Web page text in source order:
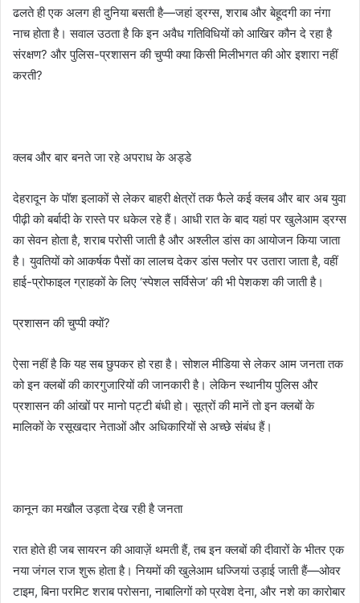
ढलते ही एक अलग ही दुनिया बसती है—जहां ड्रग्स, शराब और बेहूदगी का नंगा
नाच होता है। सवाल उठता है कि इन अवैध गतिविधियों को आखिर कौन दे रहा है
संरक्षण? और पुलिस-प्रशासन की चुप्पी क्या किसी मिलीभगत की ओर इशारा नहीं
करती?
क्लब और बार बनते जा रहे अपराध के अड्डे
देहरादून के पॉश इलाकों से लेकर बाहरी क्षेत्रों तक फैले कई क्लब और बार अब युवा
पीढ़ी को बर्बादी के रास्ते पर धकेल रहे हैं। आधी रात के बाद यहां पर खुलेआम ड्रग्स
का सेवन होता है, शराब परोसी जाती है और अश्लील डांस का आयोजन किया जाता
है। युवतियों को आकर्षक पैसों का लालच देकर डांस फ्लोर पर उतारा जाता है, वहीं
हाई-प्रोफाइल ग्राहकों के लिए ‘स्पेशल सर्विसेज’ की भी पेशकश की जाती है।
प्रशासन की चुप्पी क्यों?
ऐसा नहीं है कि यह सब छुपकर हो रहा है। सोशल मीडिया से लेकर आम जनता तक
को इन क्लबों की कारगुजारियों की जानकारी है। लेकिन स्थानीय पुलिस और
प्रशासन की आंखों पर मानो पट्टी बंधी हो। सूत्रों की मानें तो इन क्लबों के
मालिकों के रसूखदार नेताओं और अधिकारियों से अच्छे संबंध हैं।
कानून का मखौल उड़ता देख रही है जनता
रात होते ही जब सायरन की आवाज़ें थमती हैं, तब इन क्लबों की दीवारों के भीतर एक
नया जंगल राज शुरू होता है। नियमों की खुलेआम धज्जियां उड़ाई जाती हैं—ओवर
टाइम, बिना परमिट शराब परोसना, नाबालिगों को प्रवेश देना, और नशे का कारोबार